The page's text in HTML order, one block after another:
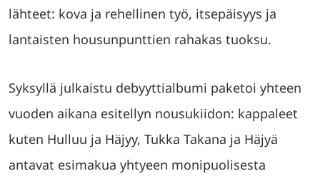
lähteet: kova ja rehellinen työ, itsepäisyys ja
lantaisten housunpunttien rahakas tuoksu.
Syksyllä julkaistu debyyttialbumi paketoi yhteen
vuoden aikana esitellyn nousukiidon: kappaleet
kuten Hulluu ja Häjyy, Tukka Takana ja Häjyä
antavat esimakua yhtyeen monipuolisesta